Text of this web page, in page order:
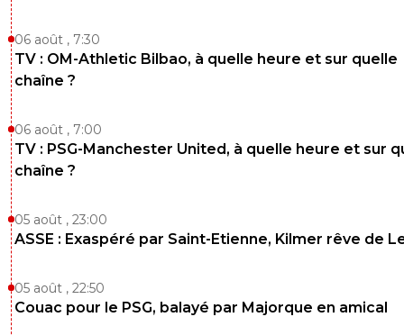
06 août , 7:30
TV : OM-Athletic Bilbao, à quelle heure et sur quelle
chaîne ?
06 août , 7:00
TV : PSG-Manchester United, à quelle heure et sur
chaîne ?
05 août , 23:00
ASSE : Exaspéré par Saint-Etienne, Kilmer rêve de
05 août , 22:50
Couac pour le PSG, balayé par Majorque en amical